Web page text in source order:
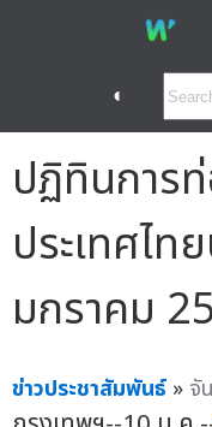
◐
ปฏิทินการ
ประเทศไท
มกราคม
ข่าวประชาสัมพันธ์ » จั